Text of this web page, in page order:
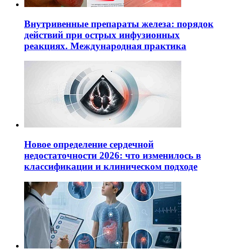
Внутривенные препараты железа: порядок
действий при острых инфузионных
реакциях. Международная практика
Новое определение сердечной
недостаточности 2026: что изменилось в
классификации и клиническом подходе